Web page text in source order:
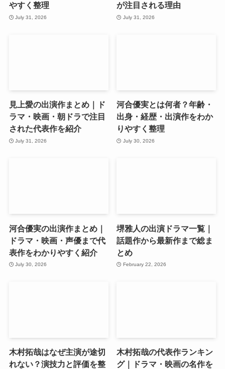
やすく整理
July 31, 2026
が注目される理由
July 31, 2026
見上愛の出演作まとめ｜ド
ラマ・映画・朝ドラで注目
された代表作を紹介
July 31, 2026
河合優実とは何者？年齢・
出身・経歴・出演作をわか
りやすく整理
July 30, 2026
河合優実の出演作まとめ｜
ドラマ・映画・声優まで代
表作をわかりやすく紹介
July 30, 2026
堺雅人の出演ドラマ一覧｜
話題作から最新作まで総ま
とめ
February 22, 2026
木村拓哉はなぜ主演が途切
れない？演技力と評価を整
木村拓哉の代表作ランキン
グ｜ドラマ・映画の名作を